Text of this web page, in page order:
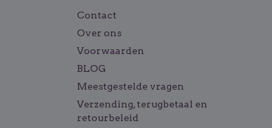
Contact
Over ons
Voorwaarden
BLOG
Meestgestelde vragen
Verzending, terugbetaal en
retourbeleid